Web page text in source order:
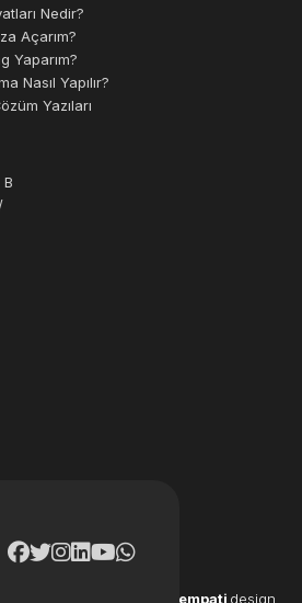
Nedir?
Açarım?
Yaparım?
Nasıl Yapılır?
Yazıları
empati design